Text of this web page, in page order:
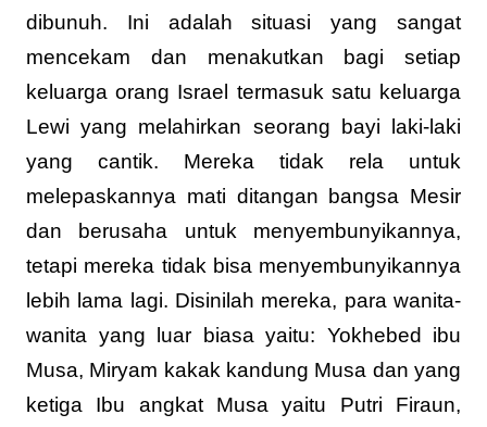
dibunuh. Ini adalah situasi yang sangat
mencekam dan menakutkan bagi setiap
keluarga orang Israel termasuk satu keluarga
Lewi yang melahirkan seorang bayi laki-laki
yang cantik. Mereka tidak rela untuk
melepaskannya mati ditangan bangsa Mesir
dan berusaha untuk menyembunyikannya,
tetapi mereka tidak bisa menyembunyikannya
lebih lama lagi. Disinilah mereka, para wanita-
wanita yang luar biasa yaitu: Yokhebed ibu
Musa, Miryam kakak kandung Musa dan yang
ketiga Ibu angkat Musa yaitu Putri Firaun,